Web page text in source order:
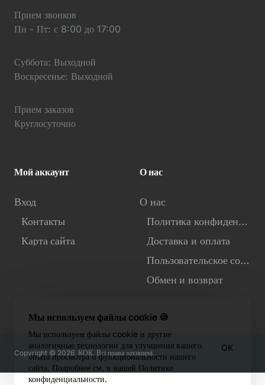
Мы используем файлы cookie 🍪
Мы используем файлы cookie и другие
аналогичные технологии для улучшения вашего
опыта просмотра и функциональности нашего
сайта. Подробнее см. в нашей Политике
конфиденциальности.
OK
Прием звонков
Пн - Пт: с 8:00 до 17:00
Суббота: Выходной
Воскресенье: Выходной
Прием заказов
Круглосуточно
Мой аккаунт
Вход
Контакты
Карта сайта
О нас
О нас
Политика конфиденциальности
Доставка и оплата
Пользовательское соглашение
Обмен и возврат
Copyright © 2026, КОК. Всі права захищені.